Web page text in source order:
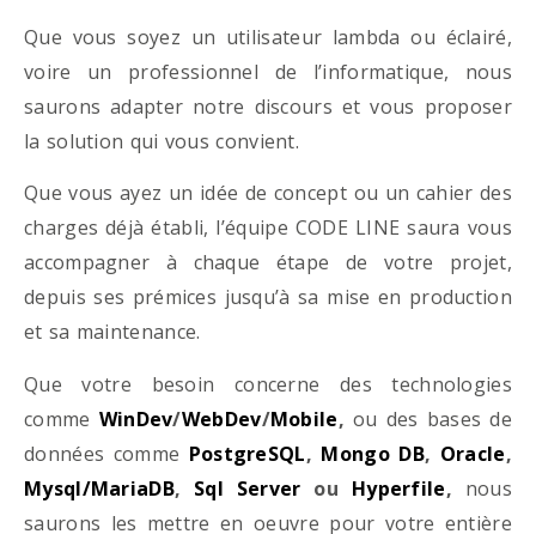
Que vous soyez un utilisateur lambda ou éclairé,
voire un professionnel de l’informatique, nous
saurons adapter notre discours et vous proposer
la solution qui vous convient.
Que vous ayez un idée de concept ou un cahier des
charges déjà établi, l’équipe CODE LINE saura vous
accompagner à chaque étape de votre projet,
depuis ses prémices jusqu’à sa mise en production
et sa maintenance.
Que votre besoin concerne des technologies
comme WinDev/WebDev/Mobile, ou des bases de
données comme PostgreSQL, Mongo DB, Oracle,
Mysql/MariaDB, Sql Server ou Hyperfile, nous
saurons les mettre en oeuvre pour votre entière